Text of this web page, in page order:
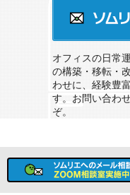
オフィスの日常
の構築・移転・
わせに、経験豊
す。お問い合わ
ぞ。